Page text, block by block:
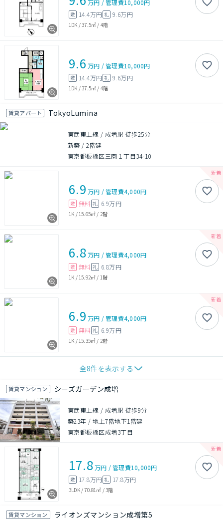
万円 /管理費10,000円
敷 14.4万円 礼 9.6万円
1DK /37.5㎡ / 4階
9.6 万円 /管理費10,000円
敷 14.4万円 礼 9.6万円
1DK /37.5㎡ / 4階
賃貸アパート TokyoLumina
東武東上線 / 成増駅 徒歩25分
新築 /2階建
東京都板橋区三園１丁目34-10
6.9 万円 /管理費4,000円
敷 無料 礼 6.9万円
1K / 15.65㎡ / 2階
6.8万円 /管理費4,000円
敷 無料 礼 6.8万円
1K / 15.92㎡ / 1階
6.9 万円 /管理費4,000円
敷 無料 礼 6.9万円
1K / 15.35㎡ / 2階
全8件を表示する
賃貸マンション シーズガーデン成増
東武東上線 / 成増駅 徒歩9分
築23年 /地上7階地下1階建
東京都板橋区成増3丁目
17.8万円 /管理費10,000円
敷 17.8万円 礼 17.8万円
3LDK/70.81㎡ /3階
賃貸マンション ライオンズマンション成増第5